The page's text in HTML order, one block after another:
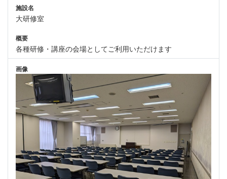
施設名
大研修室
概要
各種研修・講座の会場としてご利用いただけます
画像